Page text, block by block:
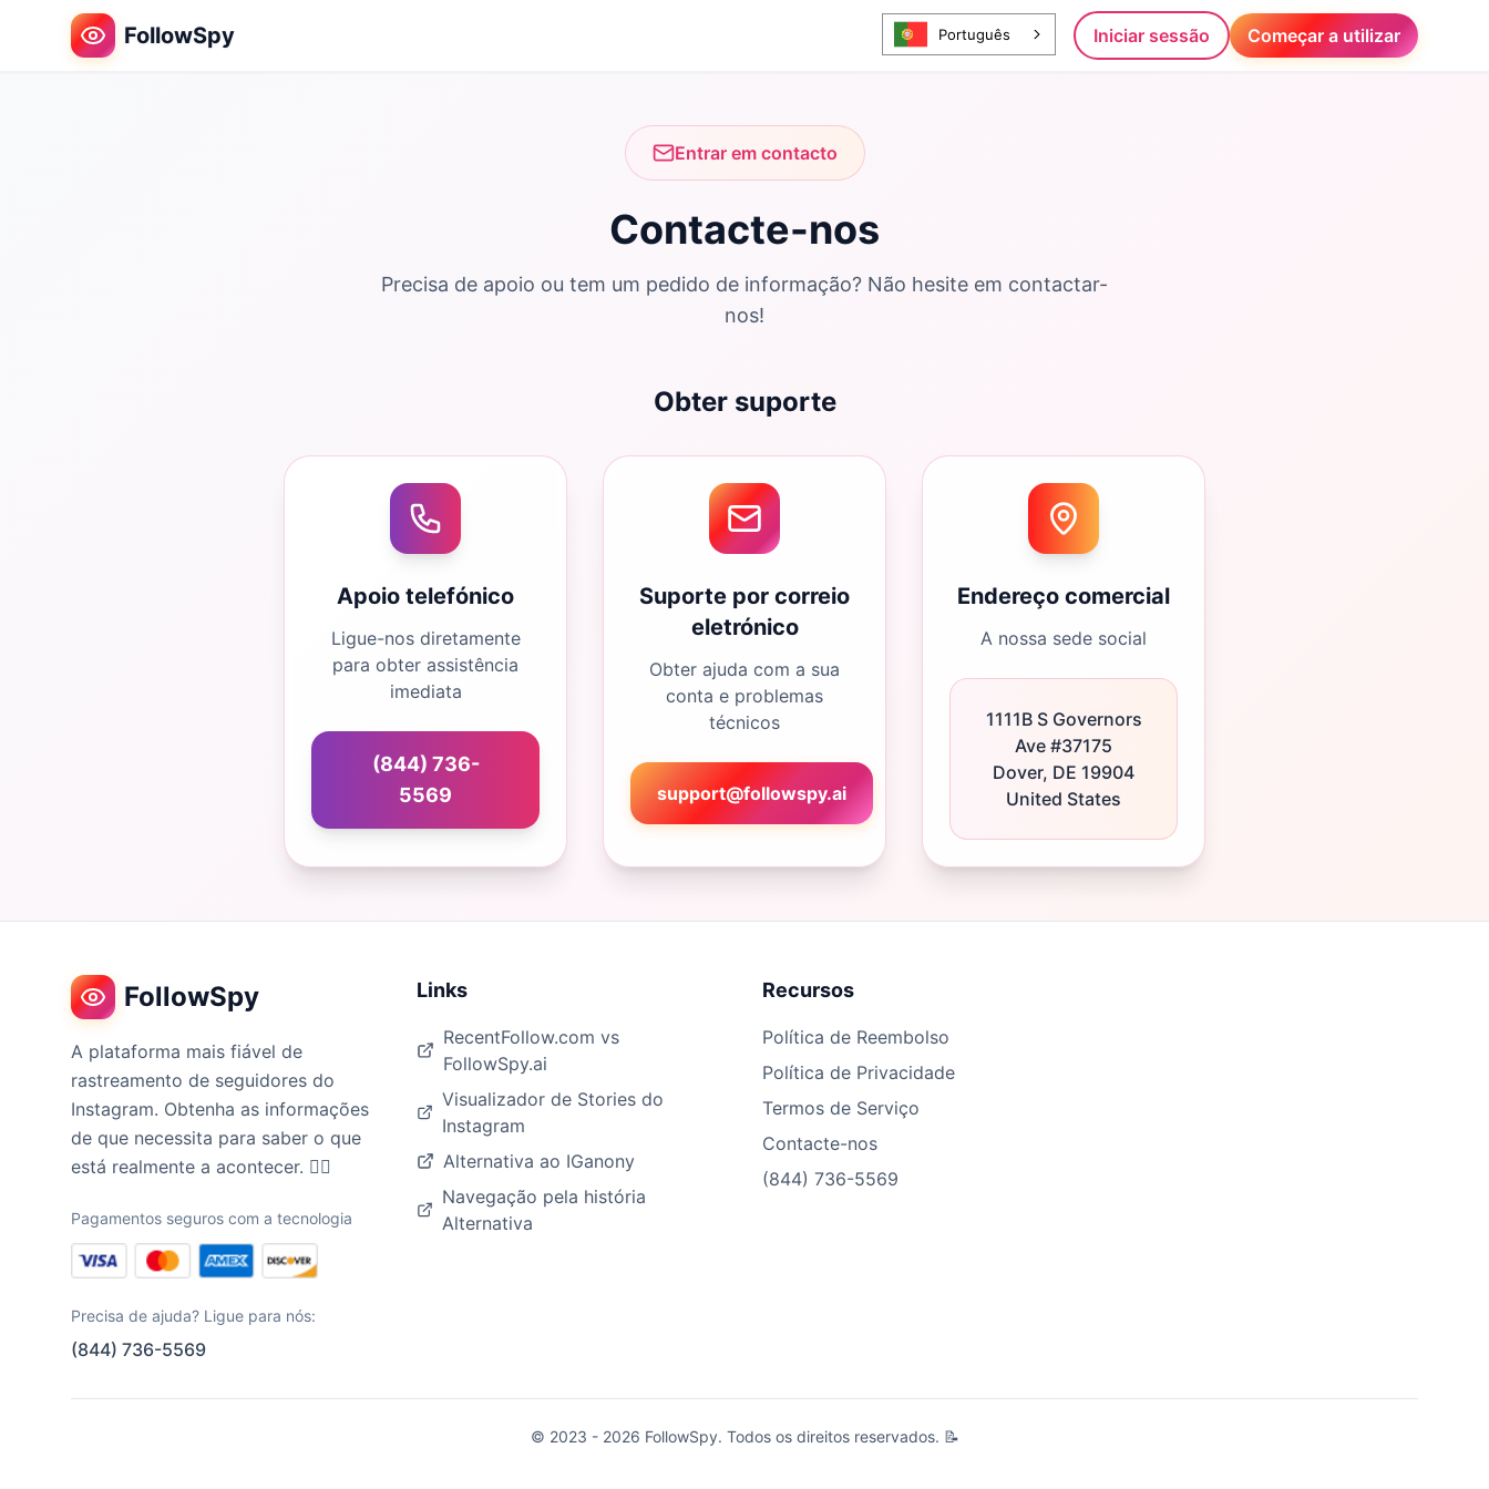
FollowSpy Português Iniciar sessão Começar a utilizar
Entrar em contacto
Contacte-nos
Precisa de apoio ou tem um pedido de informação? Não hesite em contactar-
nos!
Obter suporte
Apoio telefónico
Ligue-nos diretamente
para obter assistência
imediata
(844) 736-
5569
Suporte por correio
eletrónico
Obter ajuda com a sua
conta e problemas
técnicos
support@followspy.ai
Endereço comercial
A nossa sede social
1111B S Governors
Ave #37175
Dover, DE 19904
United States
FollowSpy
A plataforma mais fiável de
rastreamento de seguidores do
Instagram. Obtenha as informações
de que necessita para saber o que
está realmente a acontecer. 🕵️‍♀️
Pagamentos seguros com a tecnologia
Precisa de ajuda? Ligue para nós:
(844) 736-5569
Links
RecentFollow.com vs
FollowSpy.ai
Visualizador de Stories do
Instagram
Alternativa ao IGanony
Navegação pela história
Alternativa
Recursos
Política de Reembolso
Política de Privacidade
Termos de Serviço
Contacte-nos
(844) 736-5569
© 2023 - 2026 FollowSpy. Todos os direitos reservados. 📝